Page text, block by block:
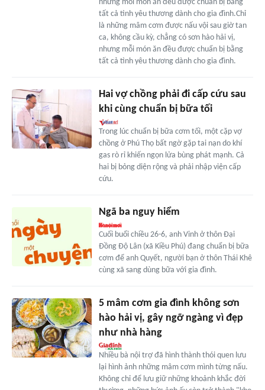
nhưng mỗi món ăn đều được chuẩn bị bằng
tất cả tình yêu thương dành cho gia đình.Chỉ
là những mâm cơm được nấu vội sau giờ tan
ca, không cầu kỳ, chẳng có sơn hào hải vị,
nhưng mỗi món ăn đều được chuẩn bị bằng
tất cả tình yêu thương dành cho gia đình.
Hai vợ chồng phải đi cấp cứu sau
khi cùng chuẩn bị bữa tối
Trong lúc chuẩn bị bữa cơm tối, một cặp vợ
chồng ở Phú Thọ bất ngờ gặp tai nạn do khí
gas rò rỉ khiến ngọn lửa bùng phát mạnh. Cả
hai bị bỏng diện rộng và phải nhập viện cấp
cứu.
Ngã ba nguy hiểm
Cuối buổi chiều 26-6, anh Vinh ở thôn Đại
Đồng Độ Lân (xã Kiều Phú) đang chuẩn bị bữa
cơm để anh Quyết, người bạn ở thôn Thái Khê
cùng xã sang dùng bữa với gia đình.
5 mâm cơm gia đình không sơn
hào hải vị, gây ngỡ ngàng vì đẹp
như nhà hàng
Nhiều bà nội trợ đã hình thành thói quen lưu
lại hình ảnh những mâm cơm mình từng nấu.
Không chỉ để lưu giữ những khoảnh khắc đời